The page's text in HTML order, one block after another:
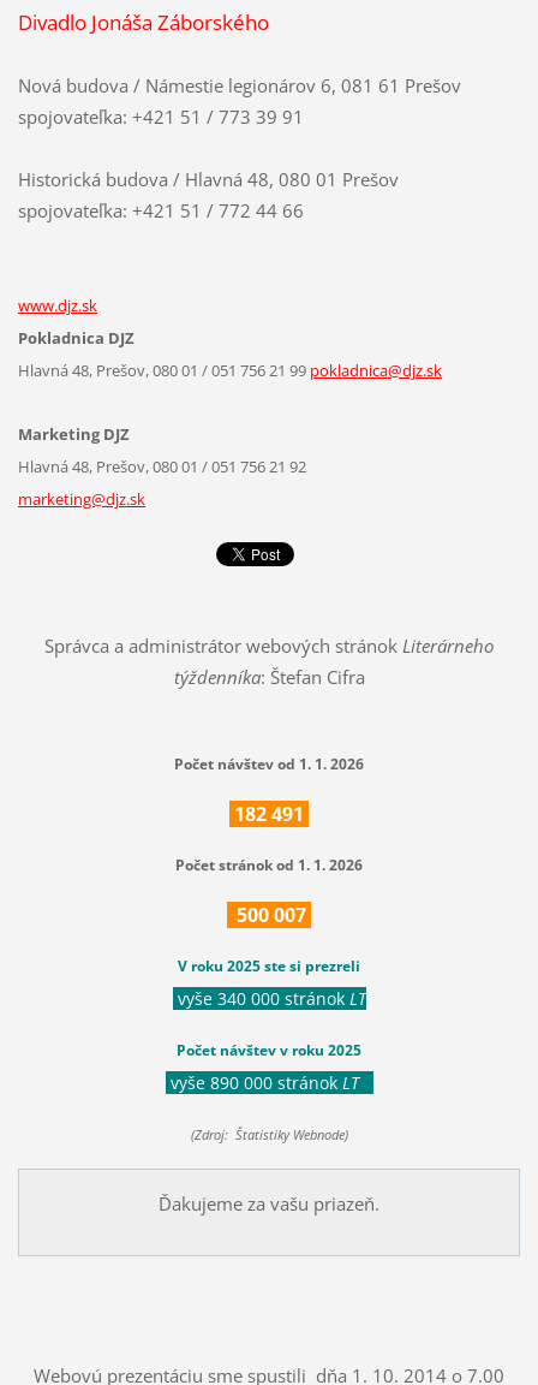
Divadlo Jonáša Záborského
Nová budova / Námestie legionárov 6, 081 61 Prešov
spojovateľka: +421 51 / 773 39 91
Historická budova / Hlavná 48, 080 01 Prešov
spojovateľka: +421 51 / 772 44 66
www.djz.sk
Pokladnica DJZ
Hlavná 48, Prešov, 080 01 / 051 756 21 99 pokladnica@djz.sk
Marketing DJZ
Hlavná 48, Prešov, 080 01 / 051 756 21 92
marketing@djz.sk
Správca a administrátor webových stránok Literárneho
týždenníka: Štefan Cifra
Počet návštev od 1. 1. 2026
182491
Počet stránok od 1. 1. 2026
500007
V roku 2025 ste si prezreli
vyše 340 000 stránok LT
Počet návštev v roku 2025
vyše 890 000 stránok LT
(Zdroj: Štatistiky Webnode)
Ďakujeme za vašu priazeň.
Webovú prezentáciu sme spustili dňa 1. 10. 2014 o 7.00